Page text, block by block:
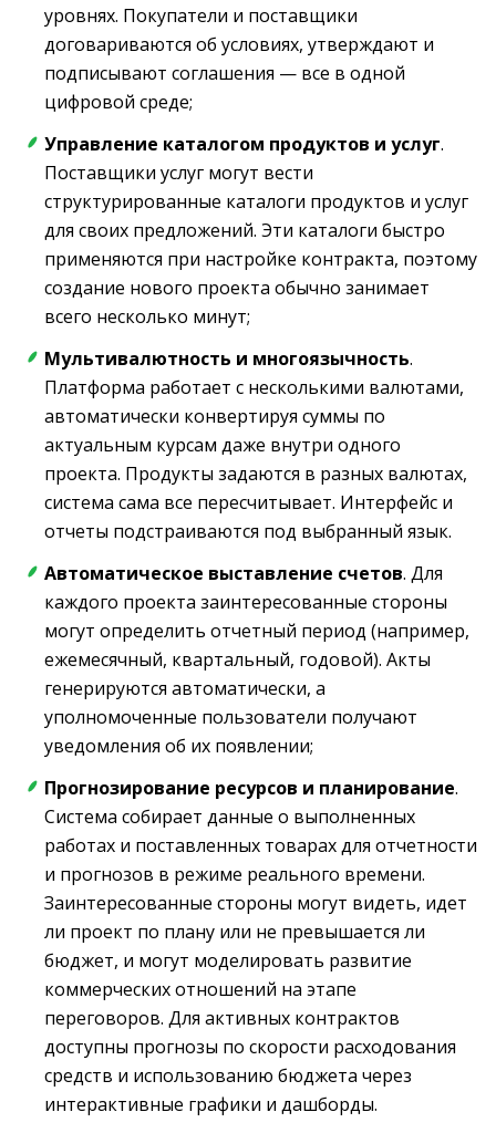
уровнях. Покупатели и поставщики
договариваются об условиях, утверждают и
подписывают соглашения — все в одной
цифровой среде;
Управление каталогом продуктов и услуг.
Поставщики услуг могут вести
структурированные каталоги продуктов и услуг
для своих предложений. Эти каталоги быстро
применяются при настройке контракта, поэтому
создание нового проекта обычно занимает
всего несколько минут;
Мультивалютность и многоязычность.
Платформа работает с несколькими валютами,
автоматически конвертируя суммы по
актуальным курсам даже внутри одного
проекта. Продукты задаются в разных валютах,
система сама все пересчитывает. Интерфейс и
отчеты подстраиваются под выбранный язык.
Автоматическое выставление счетов. Для
каждого проекта заинтересованные стороны
могут определить отчетный период (например,
ежемесячный, квартальный, годовой). Акты
генерируются автоматически, а
уполномоченные пользователи получают
уведомления об их появлении;
Прогнозирование ресурсов и планирование.
Система собирает данные о выполненных
работах и поставленных товарах для отчетности
и прогнозов в режиме реального времени.
Заинтересованные стороны могут видеть, идет
ли проект по плану или не превышается ли
бюджет, и могут моделировать развитие
коммерческих отношений на этапе
переговоров. Для активных контрактов
доступны прогнозы по скорости расходования
средств и использованию бюджета через
интерактивные графики и дашборды.